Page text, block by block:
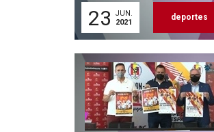
23
JUN.
2021
deportes